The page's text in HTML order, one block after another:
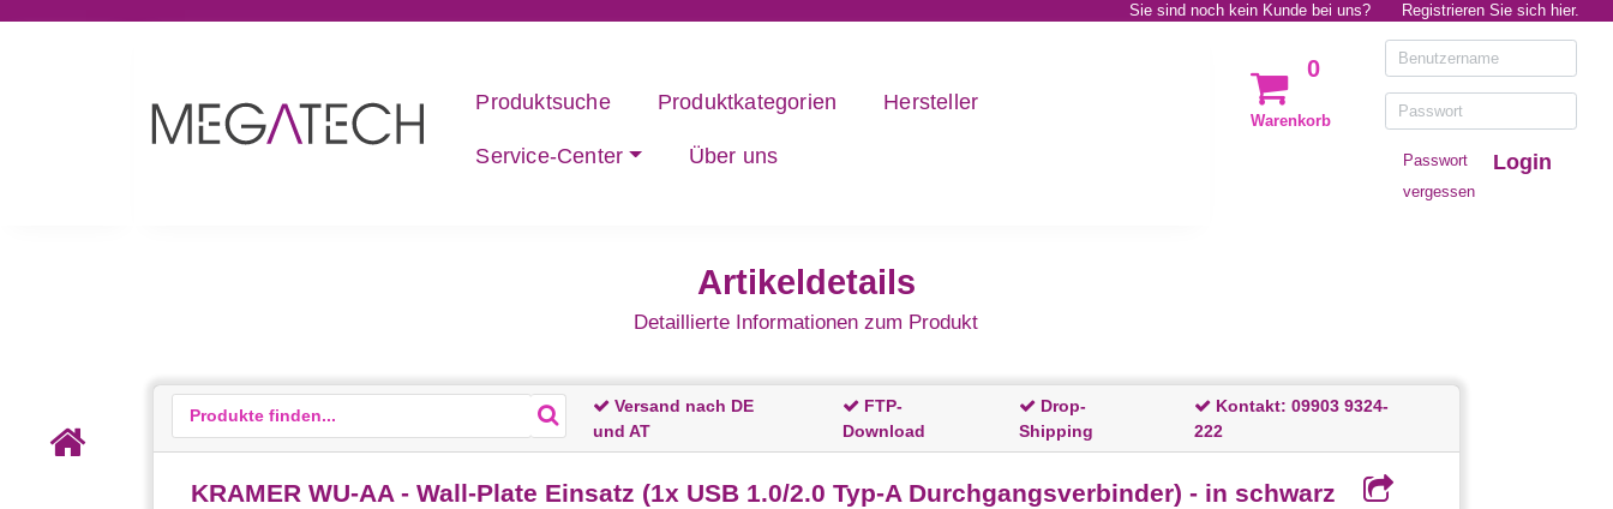
Sie sind noch kein Kunde bei uns? Registrieren Sie sich hier.
Produktsuche Produktkategorien Hersteller
Service-Center Über uns
0
Warenkorb
Passwort
vergessen
Login
Artikeldetails
Detaillierte Informationen zum Produkt
Versand nach DE
und AT
FTP-
Download
Drop-
Shipping
Kontakt:09903 9324-
222
KRAMER WU-AA - Wall-Plate Einsatz (1x USB 1.0/2.0 Typ-A Durchgangsverbinder) - in schwarz